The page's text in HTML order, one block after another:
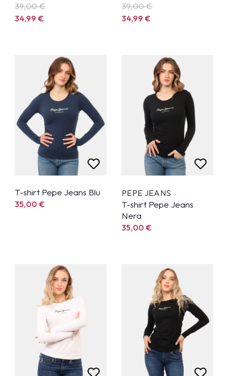
39,00 €
34,99€
39,00 €
34,99€
T-shirt Pepe Jeans Blu
35,00€
PEPE JEANS
T-shirt Pepe Jeans
Nera
35,00€